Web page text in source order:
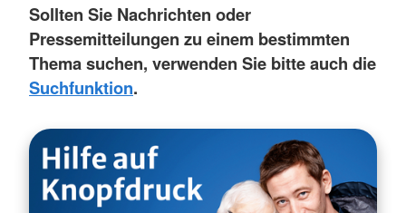
Sollten Sie Nachrichten oder
Pressemitteilungen zu einem bestimmten
Thema suchen, verwenden Sie bitte auch die
Suchfunktion.